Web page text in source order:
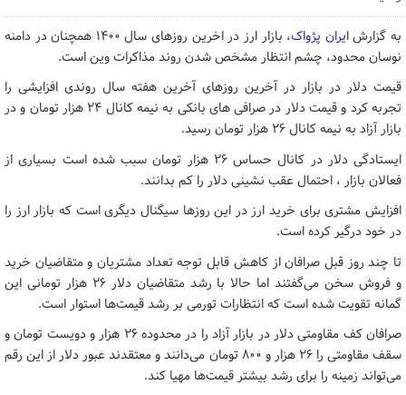
به گزارشایران پژواک
، بازار ارز در اخرین روزهای سال ۱۴۰۰ همچنان در دامنه
نوسان محدود، چشم انتظار مشخص شدن روند مذاکرات وین است.
قیمت دلار در بازار در آخرین روزهای آخرین هفته سال روندی افزایشی را
تجربه کرد و قیمت دلار در صرافی های بانکی به نیمه کانال ۲۴ هزار تومان و در
بازار آزاد به نیمه کانال ۲۶ هزار تومان رسید.
ایستادگی دلار در کانال حساس ۲۶ هزار تومان سبب شده است بسیاری از
فعالان بازار ، احتمال عقب نشینی دلار را کم بدانند.
افزایش مشتری برای خرید ارز در این روزها سیگنال دیگری است که بازار ارز را
در خود درگیر کرده است.
تا چند روز قبل صرافان از کاهش قابل توجه تعداد مشتریان و متقاضیان خرید
و فروش سخن می‌گفتند اما حالا با رشد متقاضیان دلار ۲۶ هزار تومانی این
گمانه تقویت شده است که انتظارات تورمی بر رشد قیمت‌ها استوار است.
صرافان کف مقاومتی دلار در بازار آزاد را در محدوده ۲۶ هزار و دویست تومان و
سقف مقاومتی را ۲۶ هزار و ۸۰۰ تومان می‌دانند و معتقدند عبور دلار از این رقم
می‌تواند زمینه را برای رشد بیشتر قیمت‌ها مهیا کند.